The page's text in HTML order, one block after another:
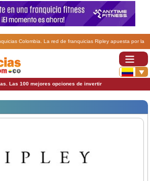
Colombia. La red de franquicias Ripley apuesta por la
Las 100 mejores opciones de invertir